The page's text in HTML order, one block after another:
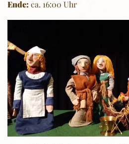
Ende: ca. 16:00 Uhr